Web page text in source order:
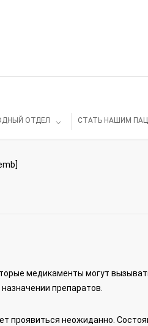
ОТДЕЛ СТАТЬ НАШИМ
медикаменты могут
препаратов.
проявиться неожиданно.